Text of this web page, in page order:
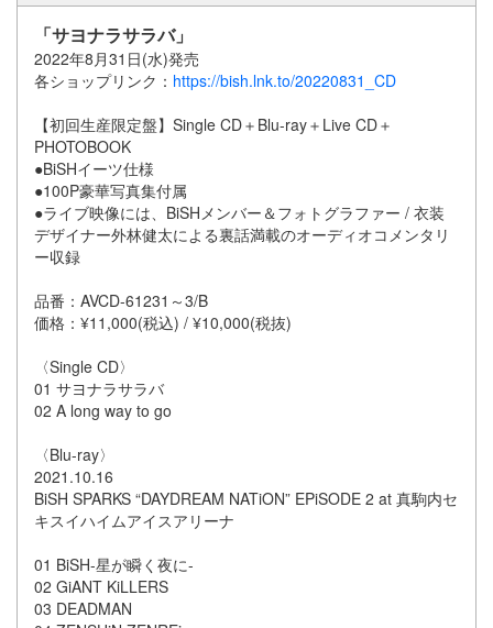
「サヨナラサラバ」
2022年8月31日(水)発売
各ショップリンク： https://bish.lnk.to/20220831_CD
【初回生産限定盤】Single CD＋Blu-ray＋Live CD＋
PHOTOBOOK
●BiSHイーツ仕様
●100P豪華写真集付属
●ライブ映像には、BiSHメンバー＆フォトグラファー / 衣装
デザイナー外林健太による裏話満載のオーディオコメンタリ
ー収録
品番：AVCD-61231～3/B
価格：¥11,000(税込) / ¥10,000(税抜)
〈Single CD〉
01 サヨナラサラバ
02 A long way to go
〈Blu-ray〉
2021.10.16
BiSH SPARKS “DAYDREAM NATiON” EPiSODE 2 at 真駒内セ
キスイハイムアイスアリーナ
01 BiSH-星が瞬く夜に-
02 ​​GiANT KiLLERS
03 DEADMAN